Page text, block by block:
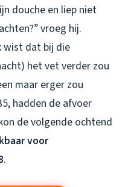
douche en liep niet
vroeg hij.
wist dat bij die
het vet verder zou
maar erger zou
hadden de afvoer
de volgende ochtend
voor
.